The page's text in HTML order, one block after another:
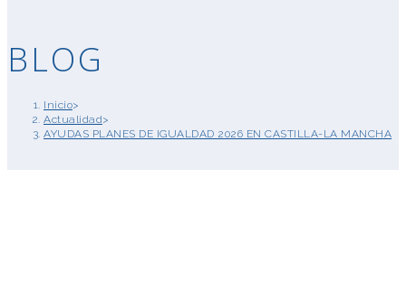
BLOG
Inicio>
Actualidad>
AYUDAS PLANES DE IGUALDAD 2026 EN CASTILLA-LA MANCHA